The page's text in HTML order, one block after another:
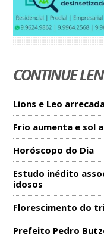
CONTINUE
Lions e Leo
Frio aumenta e sol
Horóscopo do Dia
Estudo inédito
idosos
Florescimento do
Prefeito Pedro